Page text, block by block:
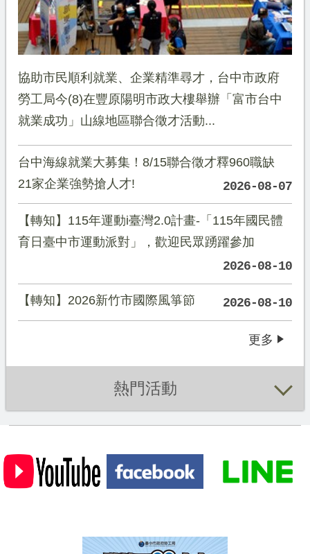
協助市民順利就業、企業精準尋才，台中市政府
勞工局今(8)在豐原陽明市政大樓舉辦「富市台中
就業成功」山線地區聯合徵才活動...
台中海線就業大募集！8/15聯合徵才釋960職缺
21家企業強勢搶人才!
2026-08-07
【轉知】115年運動i臺灣2.0計畫-「115年國民體
育日臺中市運動派對」，歡迎民眾踴躍參加
2026-08-10
【轉知】2026新竹市國際風箏節 2026-08-10
更多
熱門活動